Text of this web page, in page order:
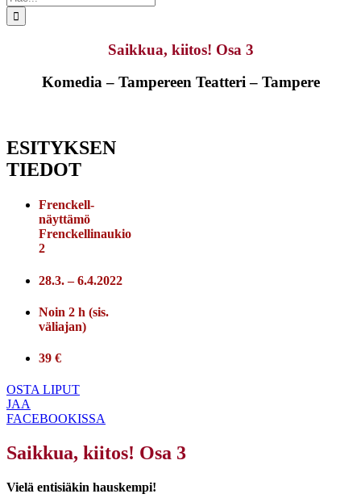
...
Saikkua, kiitos! Osa 3
Komedia – Tampereen Teatteri – Tampere
ESITYKSEN
TIEDOT
Frenckell-
näyttämö
Frenckellinaukio
2
28.3. – 6.4.2022
Noin 2 h (sis.
väliajan)
39 €
OSTA LIPUT
JAA
FACEBOOKISSA
Saikkua, kiitos! Osa 3
Vielä entisiäkin hauskempi!